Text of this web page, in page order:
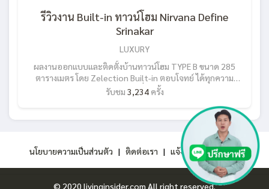
รีวิวงาน Built-in ทาวน์โฮม Nirvana Define
Srinakar
LUXURY
ผลงานออกแบบและติดตั้งบ้านทาวน์โฮม TYPE B ขนาด 285
ตารางเมตร โดย Zelection Built-in ตอบโจทย์ ได้ทุกความ
ต้องการของคุณลูกค้า ครบ จบ ในที่เดียว! จากโจทย์ของคุณลูกค้า
งานจริง อยากใช้พื้นที่ในบ้านใช้เวลาอยู่ร่วมกันทำกิจกรรมต่างๆ ใน
วันหยุดพักผ่อน เช่น ห้องนั่งเล่นที่มีขนาดใหญ่ให้ทุกคนได้รวมตัว
หรือแม้กระทั่งวันหยุดสุดพิเศษ ที่จะเชิญญาติๆมาสังสรรค์ ห้องรับ
ประทาอาหาร มีพื้นที่กว้างขวางในการจัดเตรียม สำหรับลูกคนเล็กที่
ชื่นชอบการทำอาหาร ห้องครัวที่พร้อมไปด้วยอุปกรณ์ต่างๆ ห้อง
นอนที่ตกแต่งสอดคล้องไลฟ์สไตล์ของผู้อาศัย ทีม Interior จึง
ออกแบบพื้นที่โดยให้ความสำคัญกับไลฟ์สไตล์ของคุณลูกค้าเป็น
รับชม 3,234ครั้ง
นโยบายความเป็นส่วนตัว | ติดต่อเรา | แจ้งปัญหาการใช้งาน
© 2020 livinginsider.com All right reserved.